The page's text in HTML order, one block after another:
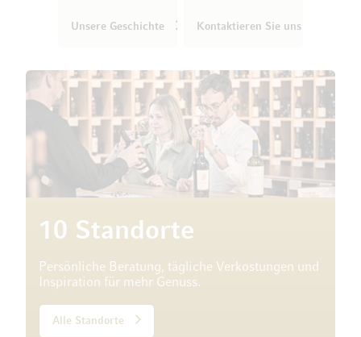
Unsere Geschichte Kontaktieren Sie uns
10 Standorte
Persönliche Beratung, tägliche Verkostungen und
Inspiration für mehr Genuss.
Alle Standorte